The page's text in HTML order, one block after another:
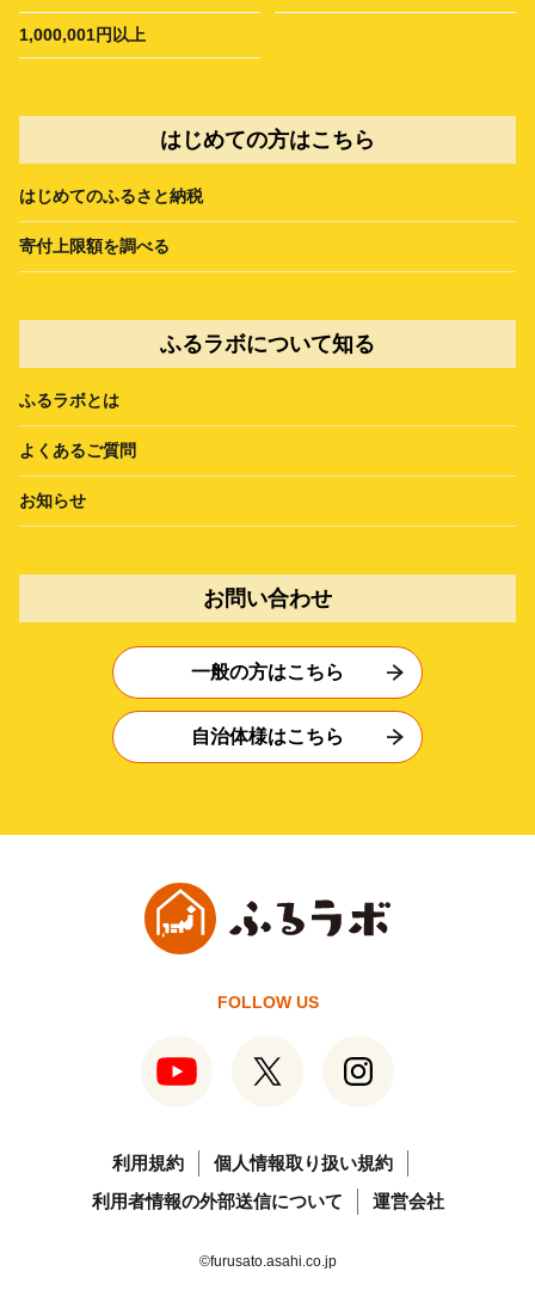
1,000,001円以上
はじめての方はこちら
はじめてのふるさと納税
寄付上限額を調べる
ふるラボについて知る
ふるラボとは
よくあるご質問
お知らせ
お問い合わせ
一般の方はこちら
自治体様はこちら
FOLLOW US
利用規約
個人情報取り扱い規約
利用者情報の外部送信について
運営会社
©furusato.asahi.co.jp